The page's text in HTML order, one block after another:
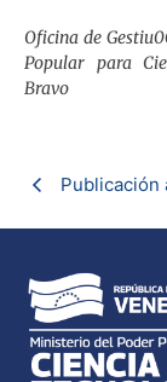
Oficina de
Popular para
Bravo
Publicación